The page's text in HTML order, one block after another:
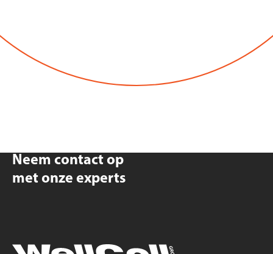
Neem contact op
met onze experts